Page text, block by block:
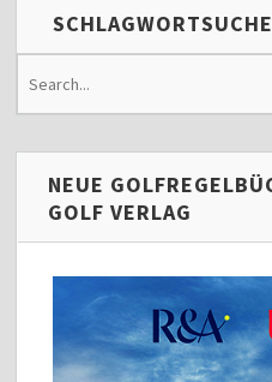
SCHLAGWORTSUCHE
NEUE
GOLF VERLAG